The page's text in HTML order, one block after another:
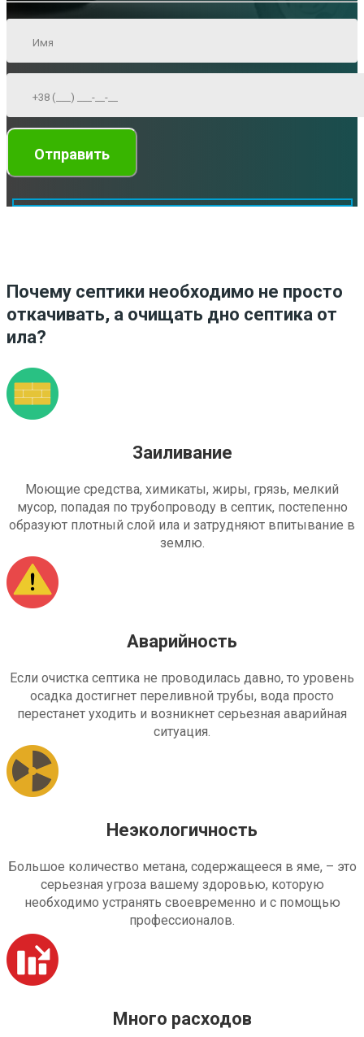
Почему септики необходимо не просто
откачивать, а очищать дно септика от
ила?
Заиливание
Моющие средства, химикаты, жиры, грязь, мелкий
мусор, попадая по трубопроводу в септик, постепенно
образуют плотный слой ила и затрудняют впитывание в
землю.
Аварийность
Если очистка септика не проводилась давно, то уровень
осадка достигнет переливной трубы, вода просто
перестанет уходить и возникнет серьезная аварийная
ситуация.
Неэкологичность
Большое количество метана, содержащееся в яме, – это
серьезная угроза вашему здоровью, которую
необходимо устранять своевременно и с помощью
профессионалов.
Много расходов